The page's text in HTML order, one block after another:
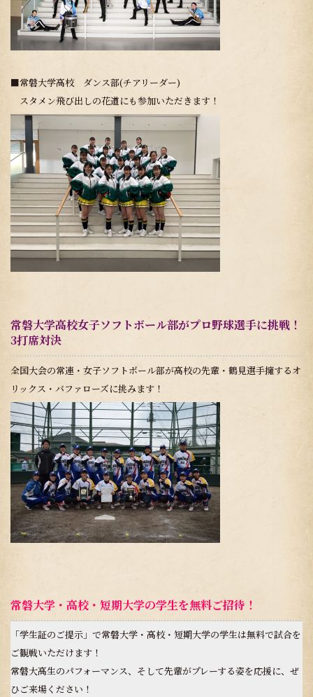
■常磐大学高校 ダンス部(チアリーダー)
スタメン飛び出しの花道にも参加いただきます！
常磐大学高校女子ソフトボール部がプロ野球選手に挑戦！
3打席対決
全国大会の常連・女子ソフトボール部が高校の先輩・鶴見選手擁するオ
リックス・バファローズに挑みます！
常磐大学・高校・短期大学の学生を無料ご招待！
「学生証のご提示」で常磐大学・高校・短期大学の学生は無料で試合を
ご観戦いただけます！
常磐大高生のパフォーマンス、そして先輩がプレーする姿を応援に、ぜ
ひご来場ください！